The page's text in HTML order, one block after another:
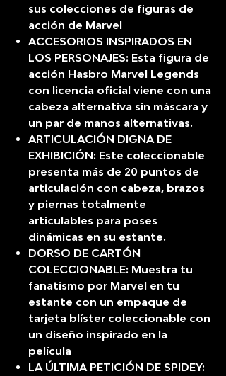
sus colecciones de figuras de
acción de Marvel
ACCESORIOS INSPIRADOS EN
LOS PERSONAJES: Esta figura de
acción Hasbro Marvel Legends
con licencia oficial viene con una
cabeza alternativa sin máscara y
un par de manos alternativas.
ARTICULACIÓN DIGNA DE
EXHIBICIÓN: Este coleccionable
presenta más de 20 puntos de
articulación con cabeza, brazos
y piernas totalmente
articulables para poses
dinámicas en su estante.
DORSO DE CARTÓN
COLECCIONABLE: Muestra tu
fanatismo por Marvel en tu
estante con un empaque de
tarjeta blíster coleccionable con
un diseño inspirado en la
película
LA ÚLTIMA PETICIÓN DE SPIDEY: